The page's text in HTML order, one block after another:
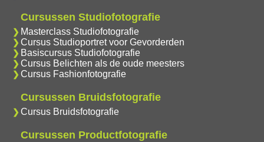
Cursussen Studiofotografie
Masterclass Studiofotografie
Cursus Studioportret voor Gevorderden
Basiscursus Studiofotografie
Cursus Belichten als de oude meesters
Cursus Fashionfotografie
Cursussen Bruidsfotografie
Cursus Bruidsfotografie
Cursussen Productfotografie